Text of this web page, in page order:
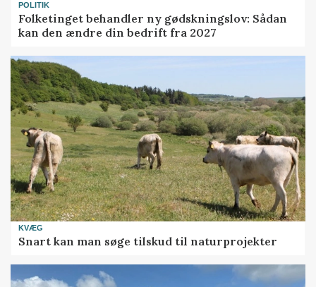
POLITIK
Folketinget behandler ny gødskningslov: Sådan
kan den ændre din bedrift fra 2027
KVÆG
Snart kan man søge tilskud til naturprojekter